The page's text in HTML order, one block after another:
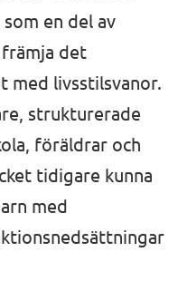
en del av
det
med livsstilsvanor.
strukturerade
föräldrar och
tidigare kunna
med